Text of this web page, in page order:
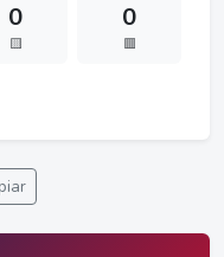
0
🟨
0
🟥